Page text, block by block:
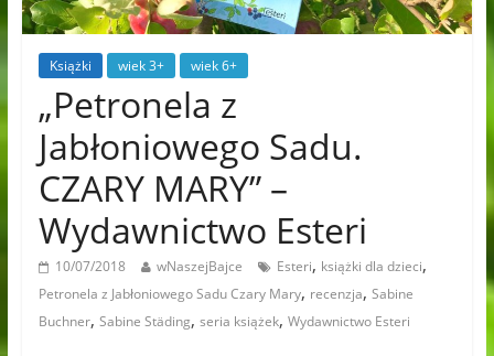
Książki wiek 3+ wiek 6+
„Petronela z
Jabłoniowego Sadu.
CZARY MARY” –
Wydawnictwo Esteri
10/07/2018 wNaszejBajce Esteri, książki dla dzieci,
Petronela z Jabłoniowego Sadu Czary Mary, recenzja, Sabine
Buchner, Sabine Städing, seria książek, Wydawnictwo Esteri